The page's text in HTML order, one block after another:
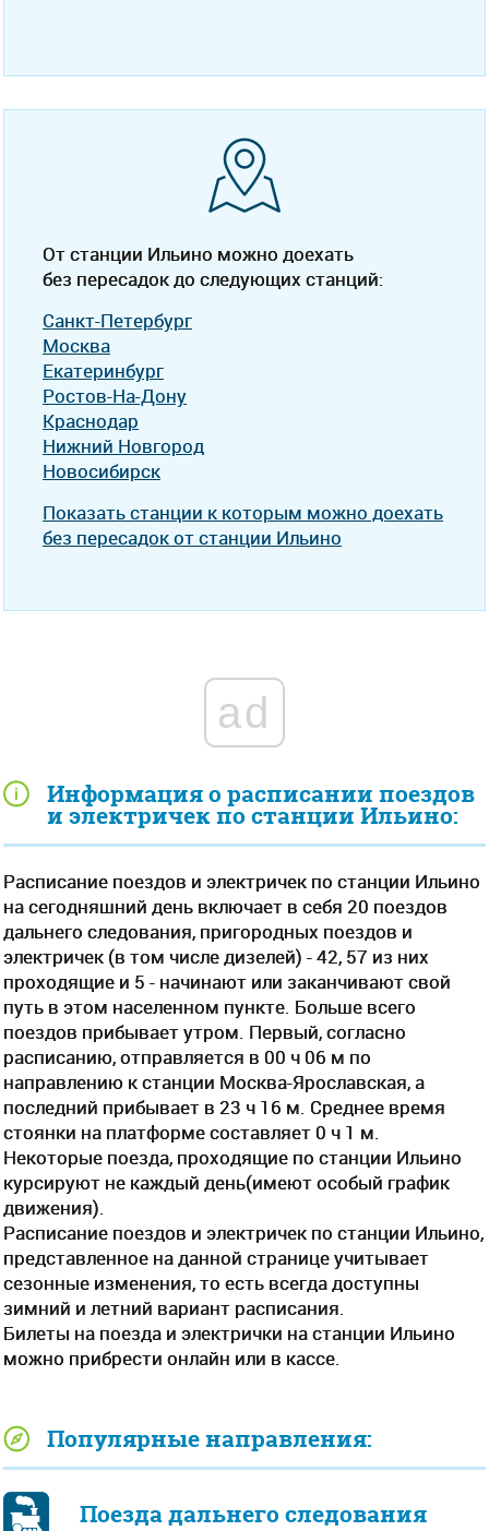
Информация о расписании поездов
и электричек по станции Ильино:
Расписание поездов и электричек по станции Ильино
на сегодняшний день включает в себя 20 поездов
дальнего следования, пригородных поездов и
электричек (в том числе дизелей) - 42, 57 из них
проходящие и 5 - начинают или заканчивают свой
путь в этом населенном пункте. Больше всего
поездов прибывает утром. Первый, согласно
расписанию, отправляется в 00 ч 06 м по
направлению к станции Москва-Ярославская, а
последний прибывает в 23 ч 16 м. Среднее время
стоянки на платформе составляет 0 ч 1 м.
Некоторые поезда, проходящие по станции Ильино
курсируют не каждый день(имеют особый график
движения).
Расписание поездов и электричек по станции Ильино,
представленное на данной странице учитывает
сезонные изменения, то есть всегда доступны
зимний и летний вариант расписания.
Билеты на поезда и электрички на станции Ильино
можно прибрести онлайн или в кассе.
Популярные направления:
Поезда дальнего следования
От станции Ильино можно доехать
без пересадок до следующих станций:
Санкт-Петербург
Москва
Екатеринбург
Ростов-На-Дону
Краснодар
Нижний Новгород
Новосибирск
Показать станции к которым можно доехать
без пересадок от станции Ильино
ad